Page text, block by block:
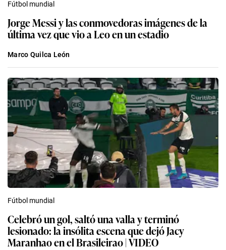
Fútbol mundial
Jorge Messi y las conmovedoras imágenes de la
última vez que vio a Leo en un estadio
Marco Quilca León
Fútbol mundial
Celebró un gol, saltó una valla y terminó
lesionado: la insólita escena que dejó Jacy
Maranhao en el Brasileirao | VIDEO